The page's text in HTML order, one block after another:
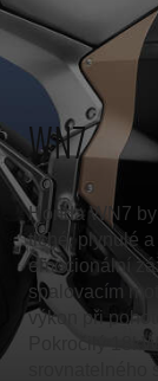
WN7
Honda WN7
tiché, plynulé
emocionální
spalovacím
výkon při
Pokročilý